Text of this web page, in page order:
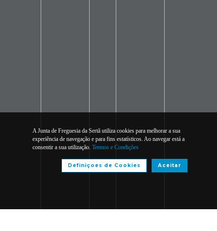
A Junta de Freguesia da Sertã utiliza cookies para melhorar a sua
experiência de navegação e para fins estatísticos. Ao navegar está a
consentir a sua utilização. Termos e Condições
Aceitar
Definiçoes de Cookies